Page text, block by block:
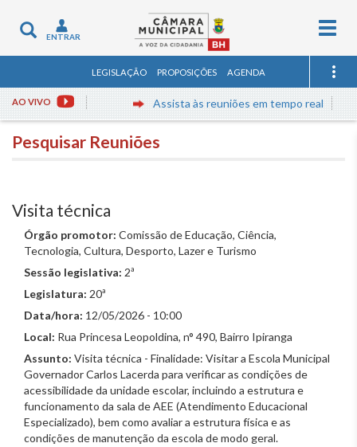
Toggle
navigation
ENTRAR
LEGISLAÇÃO PROPOSIÇÕES AGENDA
AO VIVO Assista às reuniões em tempo real
Pesquisar Reuniões
Visita técnica
Órgão promotor: Comissão de Educação, Ciência,
Tecnologia, Cultura, Desporto, Lazer e Turismo
Sessão legislativa: 2ª
Legislatura: 20ª
Data/hora: 12/05/2026 - 10:00
Local: Rua Princesa Leopoldina, n° 490, Bairro Ipiranga
Assunto: Visita técnica - Finalidade: Visitar a Escola Municipal
Governador Carlos Lacerda para verificar as condições de
acessibilidade da unidade escolar, incluindo a estrutura e
funcionamento da sala de AEE (Atendimento Educacional
Especializado), bem como avaliar a estrutura física e as
condições de manutenção da escola de modo geral.